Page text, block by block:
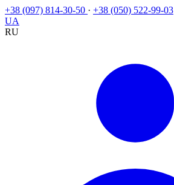
+38 (097) 814-30-50 · +38 (050) 522-99-03
UA
RU